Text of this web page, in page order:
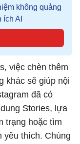
không quảng
AI
việc chèn thêm
khác sẽ giúp nội
đã có
Stories, lựa
trạng hoặc tìm
yêu thích. Chúng